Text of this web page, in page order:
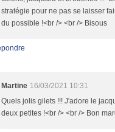
stratégie pour ne pas se laisser
du possible !<br /> <br /> Bisous
Martine 16/03/2021 10:31
Quels jolis gilets !!! J'adore le
deux petites !<br /> <br /> Bon